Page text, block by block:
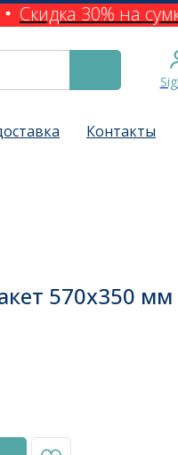
Скидка 30% на
Контакты
570х350 мм